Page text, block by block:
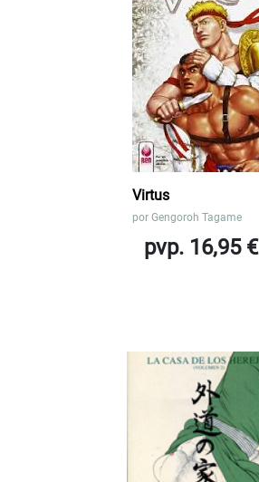
Virtus
por Gengoroh Tagame
pvp. 16,95 €